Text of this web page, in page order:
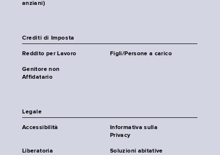
anziani)
Crediti di Imposta
Reddito per Lavoro Figli/Persone a carico
Genitore non
Affidatario
Legale
Accessibilità
Informativa sulla
Privacy
Liberatoria
Soluzioni abitative